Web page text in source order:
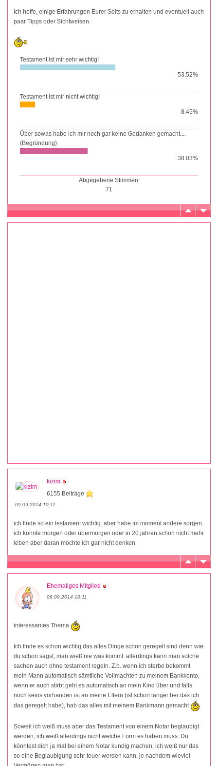
Ich hoffe, einige Erfahrungen Eurer Seits zu erhalten und eventuell auch
paar Tipps oder Sichtweisen.
Testament ist mir sehr wichtig!
53.52%
Testament ist mir nicht wichtig!
8.45%
Über sowas habe ich mir noch gar keine Gedanken gemacht....
(Begründung)
38.03%
Abgegebene Stimmen:
71
kizim
6155 Beiträge
09.09.2014 10:11
ich finde so ein testament wichtig. aber habe im moment andere sorgen.
ich könnte morgen oder übermorgen oder in 20 jahren schon nicht mehr
leben aber daran möchte ich gar nicht denken.
Ehemaliges Mitglied
09.09.2014 10:11
interessantes Thema
Ich finde es schon wichtig das alles Dinge schon geregelt sind denn wie
du schon sagst, man wieß nie was kommt. allerdings kann man solche
sachen auch ohne testament regeln. Z.b. wenn ich sterbe bekommt
mein Mann automatisch sämtliche Vollmachten zu meinem Bankkonto,
wenn er auch stirbt geht es automatisch an mein Kind über und falls
noch keins vorhanden ist an meine Eltern (ist schon länger her das ich
das geregelt habe), hab das alles mit meinem Bankmann gemacht
Soweit ich weiß muss aber das Testament von einem Notar beglaubigt
werden, ich weiß allerdings nicht welche Form es haben muss. Du
könntest dich ja mal bei einem Notar kundig machen, ich weiß nur das
so eine Beglaubigung sehr teuer werden kann, je nachdem wieviel